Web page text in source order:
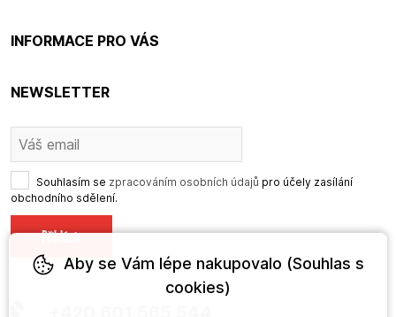
INFORMACE PRO VÁS
NEWSLETTER
Souhlasím se zpracováním osobních údajů pro účely zasílání
obchodního sdělení.
Aby se Vám lépe nakupovalo (Souhlas s
cookies)